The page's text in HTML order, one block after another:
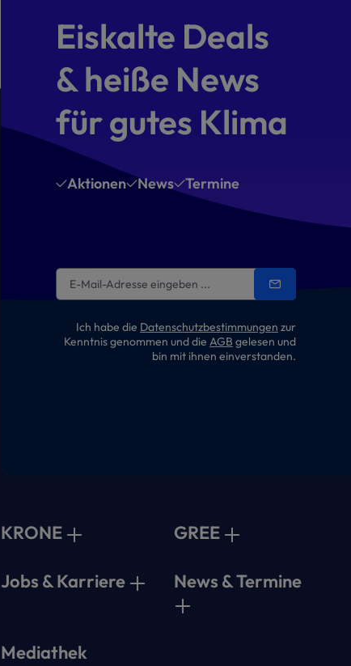
Eiskalte Deals
& heiße News
für gutes Klima
Aktionen News Termine
Ich habe die Datenschutzbestimmungen zur
Kenntnis genommen und die AGB gelesen und
bin mit ihnen einverstanden.
KRONE GREE
Jobs & Karriere News & Termine
Mediathek